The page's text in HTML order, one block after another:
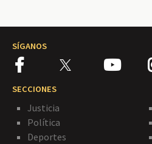
SÍGANOS
SECCIONES
Justicia
Política
Deportes